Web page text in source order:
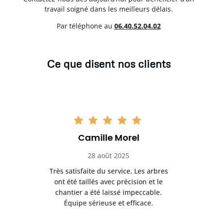
travail soigné dans les meilleurs délais.
Par téléphone au 06.40.52.04.02
Ce que disent nos clients
Camille Morel
28 août 2025
Très satisfaite du service. Les arbres
ont été taillés avec précision et le
chantier a été laissé impeccable.
Équipe sérieuse et efficace.